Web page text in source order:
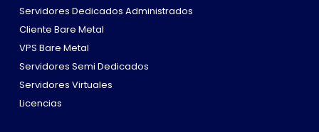
Servidores Dedicados Administrados
Cliente Bare Metal
VPS Bare Metal
Servidores Semi Dedicados
Servidores Virtuales
Licencias